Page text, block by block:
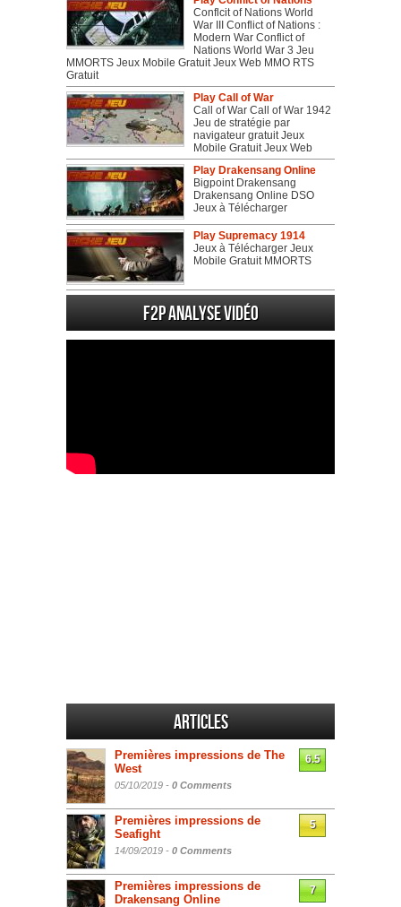
Conflcit of Nations World
War III Conflict of Nations :
Modern War Conflict of
Nations World War 3 Jeu
MMORTS Jeux Mobile Gratuit Jeux Web MMO RTS
Gratuit
Play Call of War
Call of War Call of War 1942
Jeu de stratégie par
navigateur gratuit Jeux
Mobile Gratuit Jeux Web
Play Drakensang Online
Bigpoint Drakensang
Drakensang Online DSO
Jeux à Télécharger
Play Supremacy 1914
Jeux à Télécharger Jeux
Mobile Gratuit MMORTS
F2P Analyse vidéo
Articles
Premières impressions de The
West
05/10/2019 - 0 Comments
6.5
Premières impressions de
Seafight
14/09/2019 - 0 Comments
5
Premières impressions de
Drakensang Online
7